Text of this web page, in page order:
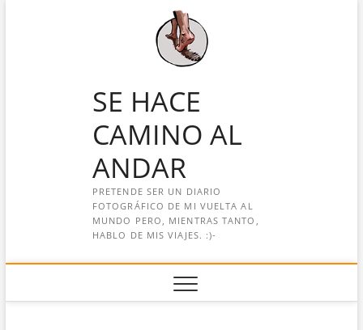
SE HACE
CAMINO AL
ANDAR
PRETENDE SER UN DIARIO
FOTOGRÁFICO DE MI VUELTA AL
MUNDO PERO, MIENTRAS TANTO,
HABLO DE MIS VIAJES. :)-